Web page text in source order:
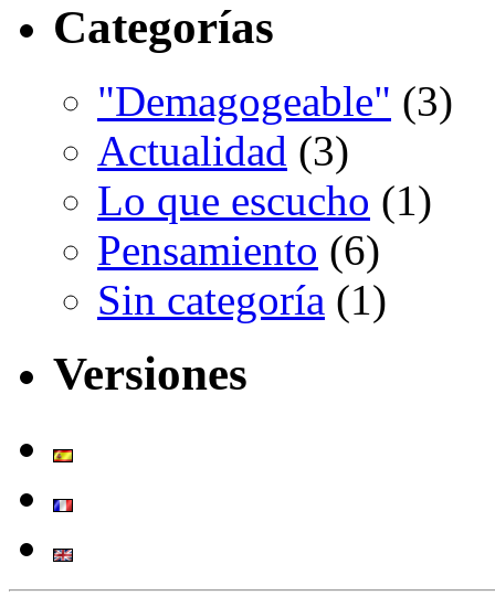
Categorías
"Demagogeable" (3)
Actualidad (3)
Lo que escucho (1)
Pensamiento (6)
Sin categoría (1)
Versiones